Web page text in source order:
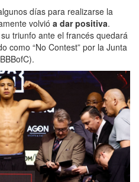
días para realizarse la
volvió a dar positiva.
triunfo ante el francés quedará
como “No Contest” por la Junta